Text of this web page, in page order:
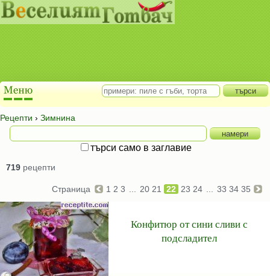
Рецепти › Зимнина
търси само в заглавие
719 рецепти
Страница 1 2 3 20 21 22 23 24 33 34 35
Конфитюр от сини сливи с
подсладител